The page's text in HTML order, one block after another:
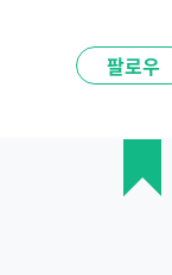
팔로우